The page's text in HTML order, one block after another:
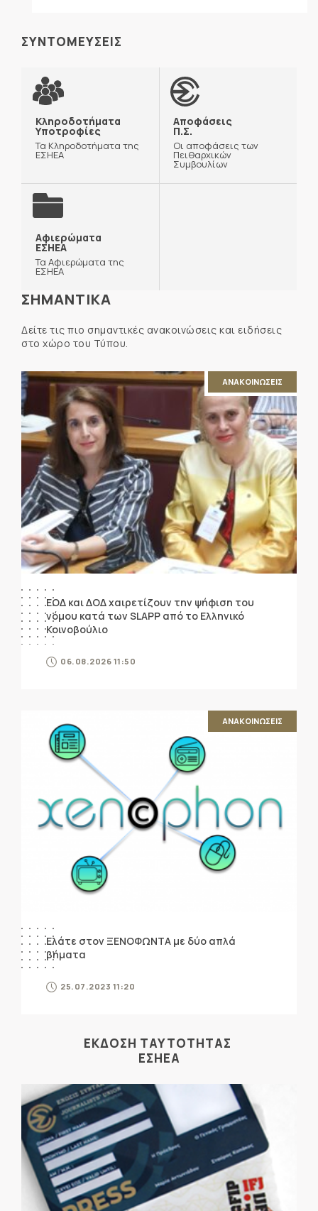
ΣΥΝΤΟΜΕΥΣΕΙΣ
Κληροδοτήματα
Υποτροφίες
Τα Κληροδοτήματα της
ΕΣΗΕΑ
Αποφάσεις
Π.Σ.
Οι αποφάσεις των
Πειθαρχικών
Συμβουλίων
Αφιερώματα
ΕΣΗΕΑ
Τα Αφιερώματα της
ΕΣΗΕΑ
ΣΗΜΑΝΤΙΚΑ
Δείτε τις πιο σημαντικές ανακοινώσεις και ειδήσεις
στο χώρο του Τύπου.
ΑΝΑΚΟΙΝΩΣΕΙΣ
ΕΟΔ και ΔΟΔ χαιρετίζουν την ψήφιση του
νόμου κατά των SLAPP από το Ελληνικό
Κοινοβούλιο
06.08.2026 11:50
ΑΝΑΚΟΙΝΩΣΕΙΣ
Ελάτε στον ΞΕΝΟΦΩΝΤΑ με δύο απλά
βήματα
25.07.2023 11:20
ΕΚΔΟΣΗ ΤΑΥΤΟΤΗΤΑΣ
ΕΣΗΕΑ